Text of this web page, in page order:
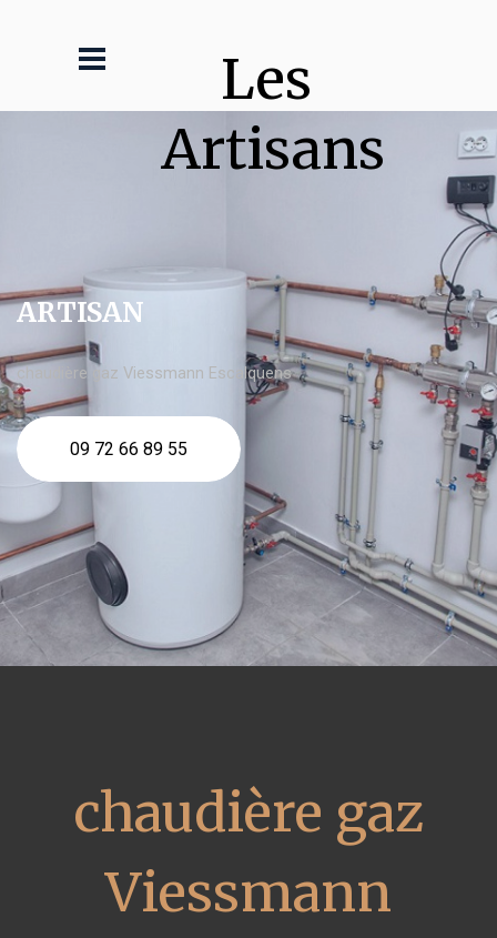
Les
Artisans
ARTISAN
chaudière gaz Viessmann Escalquens
09 72 66 89 55
chaudière gaz
Viessmann